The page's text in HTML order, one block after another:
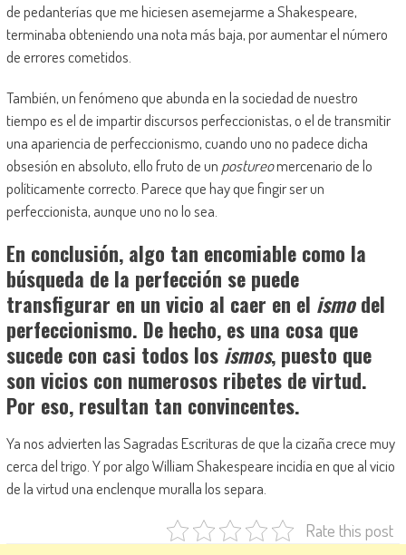
de pedanterías que me hiciesen asemejarme a Shakespeare,
terminaba obteniendo una nota más baja, por aumentar el número
de errores cometidos.
También, un fenómeno que abunda en la sociedad de nuestro
tiempo es el de impartir discursos perfeccionistas, o el de transmitir
una apariencia de perfeccionismo, cuando uno no padece dicha
obsesión en absoluto, ello fruto de un postureomercenario de lo
políticamente correcto. Parece que hay que fingir ser un
perfeccionista, aunque uno no lo sea.
En conclusión, algo tan encomiable como la
búsqueda de la perfección se puede
transfigurar en un vicio al caer en el ismodel
perfeccionismo. De hecho, es una cosa que
sucede con casi todos los ismos, puesto que
son vicios con numerosos ribetes de virtud.
Por eso, resultan tan convincentes.
Ya nos advierten las Sagradas Escrituras de que la cizaña crece muy
cerca del trigo. Y por algo William Shakespeare incidía en que al vicio
de la virtud una enclenque muralla los separa.
Rate this post